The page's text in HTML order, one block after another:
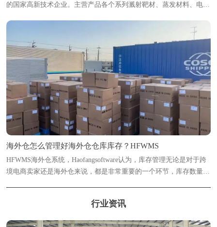
的国家高新技术企业。主营产品各个系列溅射靶材、蒸发材料、电子
海外仓怎么管理好海外仓仓库库存？HFWMS
HFWMS海外仓系统，Haofangsoftware认为，库存管理无论是对于跨
境电商卖家还是海外仓来说，都是非常重要的一个环节，库存数量多
行业资讯